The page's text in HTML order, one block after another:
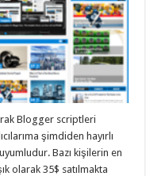
Blogger scriptleri
şimdiden hayırlı
Bazı kişilerin en
olarak 35$ satılmakta